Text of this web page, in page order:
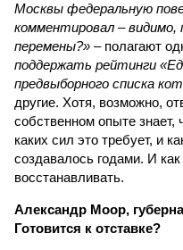
Москвы федеральную
комментировал – видимо,
перемены?» – полагают
поддержать рейтинги
предвыборного списка
другие. Хотя, возможно,
собственном опыте знает,
каких сил это требует, и
создавалось годами. И
восстанавливать.
Александр Моор,
Готовится к отставке?